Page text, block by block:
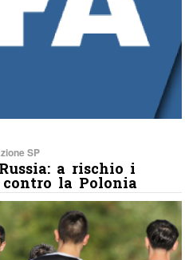
SP
a rischio i
la Polonia